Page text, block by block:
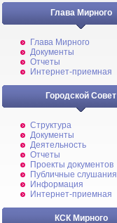
Глава Мирного
Глава Мирного
Документы
Отчеты
Интернет-приемная
Городской Совет
Структура
Документы
Деятельность
Отчеты
Проекты документов
Публичные слушания
Информация
Интернет-приемная
КСК Мирного